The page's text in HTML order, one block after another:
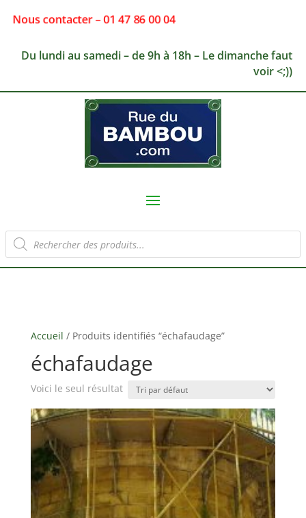
Nous contacter – 01 47 86 00 04
Du lundi au samedi – de 9h à 18h – Le dimanche faut
voir <;))
Recherche
de
produits
Accueil / Produits identifiés “échafaudage”
échafaudage
Voici le seul résultat